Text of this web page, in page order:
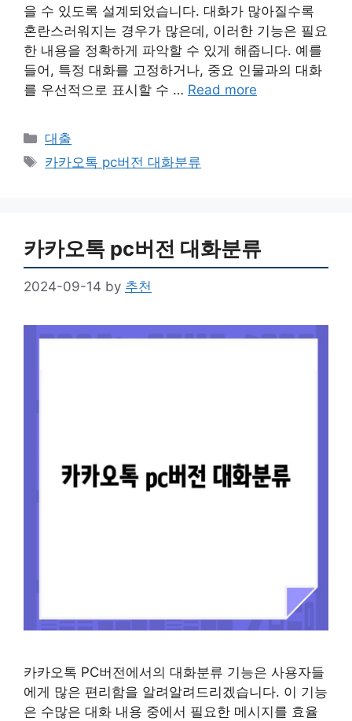
을 수 있도록 설계되었습니다. 대화가 많아질수록
혼란스러워지는 경우가 많은데, 이러한 기능은 필요
한 내용을 정확하게 파악할 수 있게 해줍니다. 예를
들어, 특정 대화를 고정하거나, 중요 인물과의 대화
를 우선적으로 표시할 수 … Read more
Categories
대출
Tags
카카오톡 pc버전 대화분류
카카오톡 pc버전 대화분류
2024-09-14 by 추천
카카오톡 PC버전에서의 대화분류 기능은 사용자들
에게 많은 편리함을 알려알려드리겠습니다. 이 기능
은 수많은 대화 내용 중에서 필요한 메시지를 효율